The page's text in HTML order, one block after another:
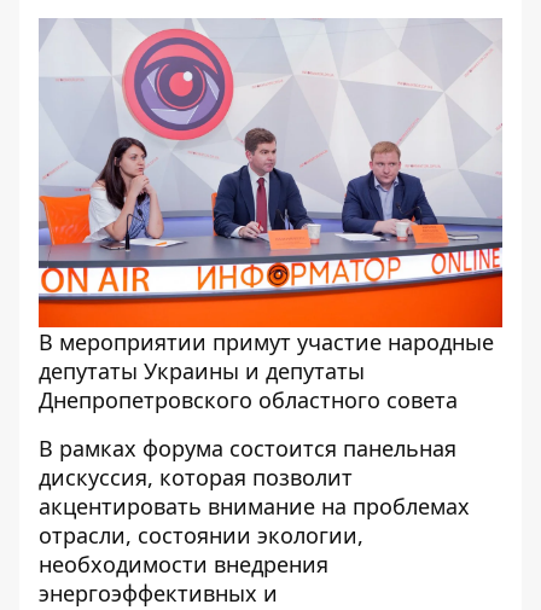
В мероприятии примут участие народные
депутаты Украины и депутаты
Днепропетровского областного совета
В рамках форума состоится панельная
дискуссия, которая позволит
акцентировать внимание на проблемах
отрасли, состоянии экологии,
необходимости внедрения
энергоэффективных и